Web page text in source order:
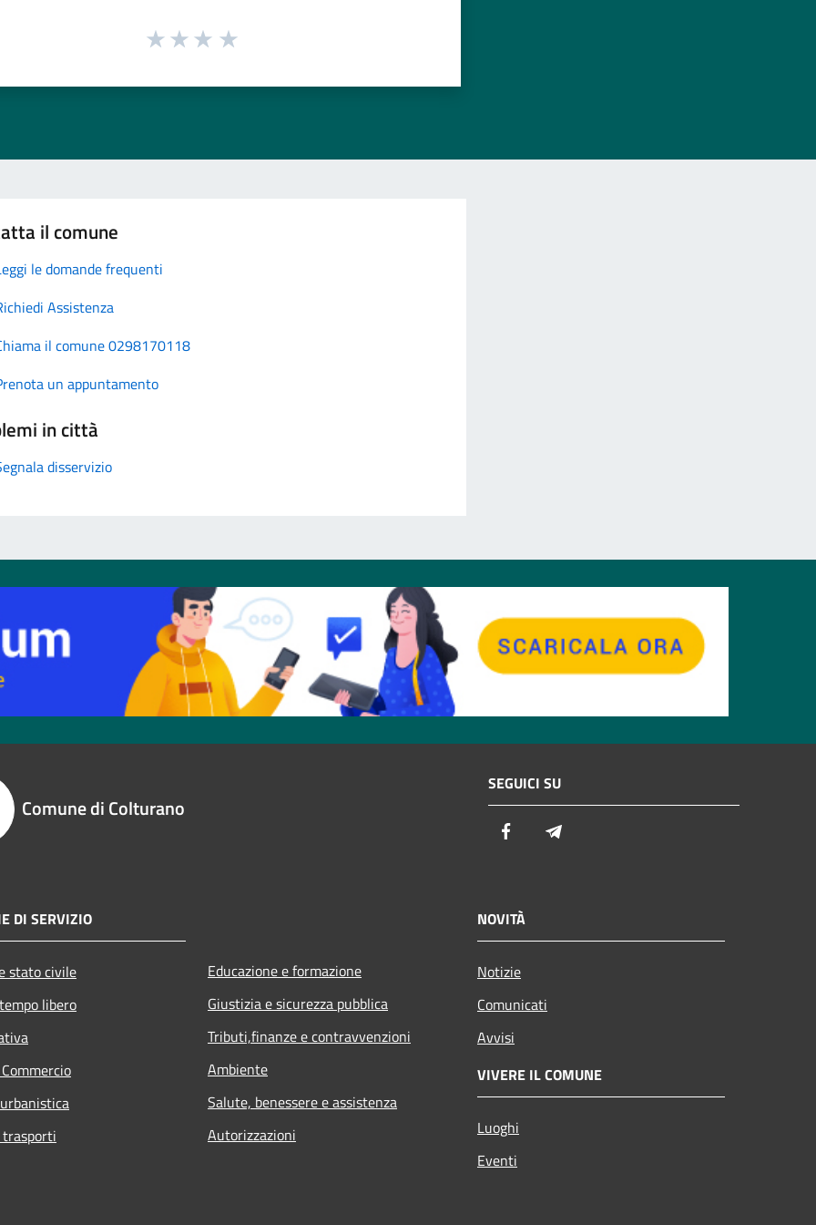
il comune
le domande frequenti
Assistenza
il comune 0298170118
un appuntamento
in città
disservizio
Comune di Colturano
SEGUICI SU
Facebook
DI SERVIZIO
stato civile
libero
Educazione e formazione
Giustizia e sicurezza pubblica
Tributi,finanze e contravvenzioni
Ambiente
Salute, benessere e assistenza
Autorizzazioni
NOVITÀ
Notizie
Comunicati
Avvisi
VIVERE IL COMUNE
Luoghi
Eventi